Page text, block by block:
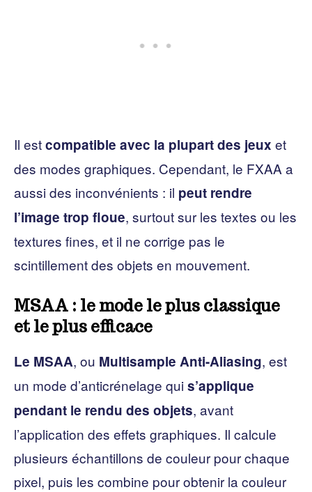
Il estcompatible avec la plupart des jeux et
des modes graphiques. Cependant, le FXAA a
aussi des inconvénients : il peut rendre
l’image trop floue, surtout sur les textes ou les
textures fines, et il ne corrige pas le
scintillement des objets en mouvement.
MSAA : le mode le plus classique
et le plus efficace
Le MSAA, ou Multisample Anti-Aliasing, est
un mode d’anticrénelage quis’applique
pendant le rendu des objets, avant
l’application des effets graphiques. Il calcule
plusieurs échantillons de couleur pour chaque
pixel, puis les combine pour obtenir la couleur